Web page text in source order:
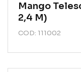
Mango
2,4 M)
COD: 111002